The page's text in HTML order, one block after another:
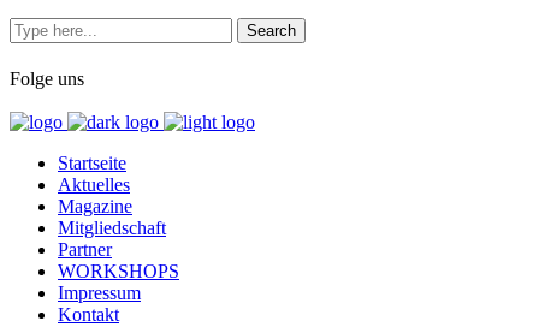
Folge uns
Startseite
Aktuelles
Magazine
Mitgliedschaft
Partner
WORKSHOPS
Impressum
Kontakt